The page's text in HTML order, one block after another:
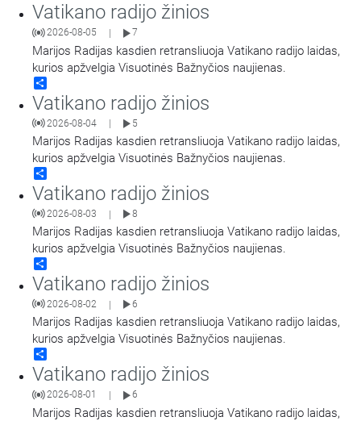
Vatikano radijo žinios
2026-08-05 7
Marijos Radijas kasdien retransliuoja Vatikano radijo laidas,
kurios apžvelgia Visuotinės Bažnyčios naujienas.
Vatikano radijo žinios
2026-08-04 5
Marijos Radijas kasdien retransliuoja Vatikano radijo laidas,
kurios apžvelgia Visuotinės Bažnyčios naujienas.
Vatikano radijo žinios
2026-08-03 | 8
Marijos Radijas kasdien retransliuoja Vatikano radijo laidas,
kurios apžvelgia Visuotinės Bažnyčios naujienas.
Vatikano radijo žinios
2026-08-02 | 6
Marijos Radijas kasdien retransliuoja Vatikano radijo laidas,
kurios apžvelgia Visuotinės Bažnyčios naujienas.
Vatikano radijo žinios
2026-08-01 6
Marijos Radijas kasdien retransliuoja Vatikano radijo laidas,